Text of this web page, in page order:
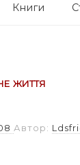
Книги
життя
Автор: